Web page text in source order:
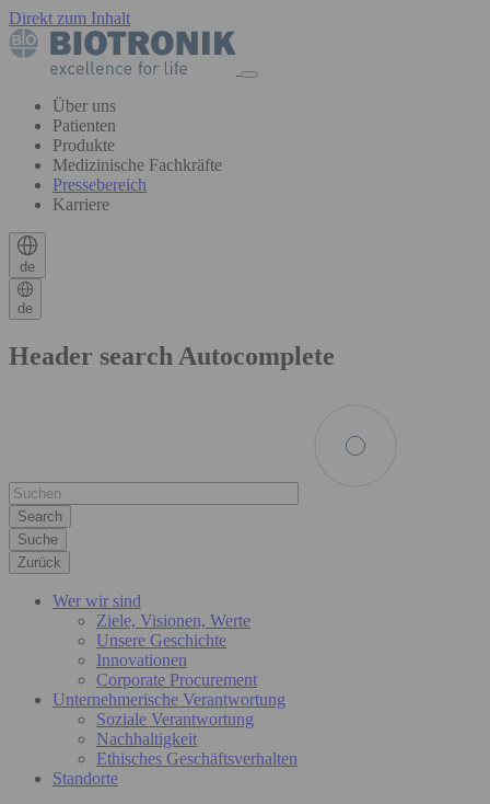
Direkt zum Inhalt
Über uns
Patienten
Produkte
Medizinische Fachkräfte
Pressebereich
Karriere
de
de
Header search Autocomplete
Suche
Zurück
Wer wir sind
Ziele, Visionen, Werte
Unsere Geschichte
Innovationen
Corporate Procurement
Unternehmerische Verantwortung
Soziale Verantwortung
Nachhaltigkeit
Ethisches Geschäftsverhalten
Standorte